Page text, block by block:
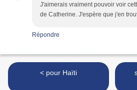
J'aimerais vraiment pouvoir voir
de Catherine. J'espère que j'en
Répondre
< pour Haïti